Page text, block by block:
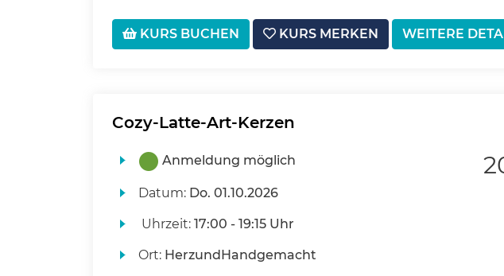
KURS BUCHEN KURS MERKEN WEITERE
Cozy-Latte-Art-Kerzen
Anmeldung möglich
Datum: Do. 01.10.2026
Uhrzeit: 17:00 - 19:15 Uhr
Ort: HerzundHandgemacht